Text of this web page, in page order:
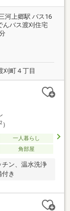
河上郷駅 バス16
んバス渡刈住宅
刈町４丁目
2）
一人暮らし
角部屋
チン、温水洗浄
き